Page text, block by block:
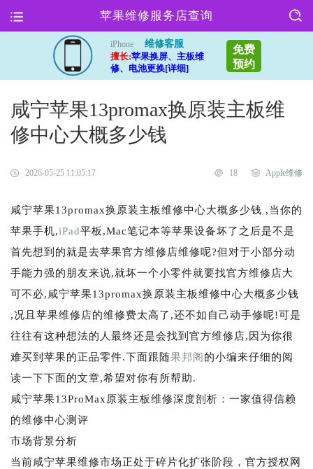
苹果维修服务店查询
iPhone
维修客服
擅长:苹果换屏、主板维
修、电池更换[详细]
免费
预约
咸宁苹果13promax换原装主板维
修中心大概多少钱
2026-05-25 11:05:17 18 Apple维修
咸宁苹果13promax换原装主板维修中心大概多少钱 ,当你的
苹果手机,iPad平板,Mac笔记本等苹果设备坏了之后是不是
首先想到的就是去苹果官方维修店维修呢?但对于小部分动
手能力强的朋友来说,就坏一个小零件就要找官方维修店大
可不必,咸宁苹果13promax换原装主板维修中心大概多少钱
,况且苹果维修店的维修费太高了,还不如自己动手修呢!可是
往往有这种想法的人最终还是会找到官方维修店,因为你很
难买到苹果的正品零件.下面跟随果邦阁的小编来仔细的阅
读一下下面的文章,希望对你有所帮助.
咸宁苹果13ProMax原装主板维修深度剖析：一家值得信赖
的维修中心测评
市场背景分析
当前咸宁苹果维修市场正处于碎片化扩张阶段，官方授权网